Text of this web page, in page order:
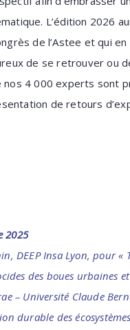
L’édition 2026
de l’Astee et qui
de se retrouver ou
nos 4 000 experts sont
de retours
2025
DEEP Insa Lyon, pour
des boues urbaines
– Université Claude
durable des